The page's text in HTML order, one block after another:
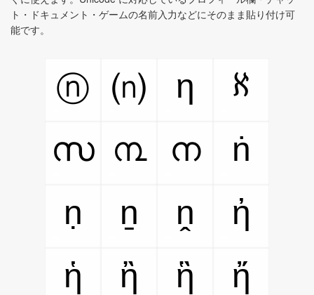
ト・ドキュメント・ゲームの名前入力などにそのまま貼り付け可
能です。
ⓝ ⒩ η
ℵ
സ ൩ ന
ṅ
ṇ
ṉ ṋ
ἠ
ἡ
ἢ ἣ ἤ